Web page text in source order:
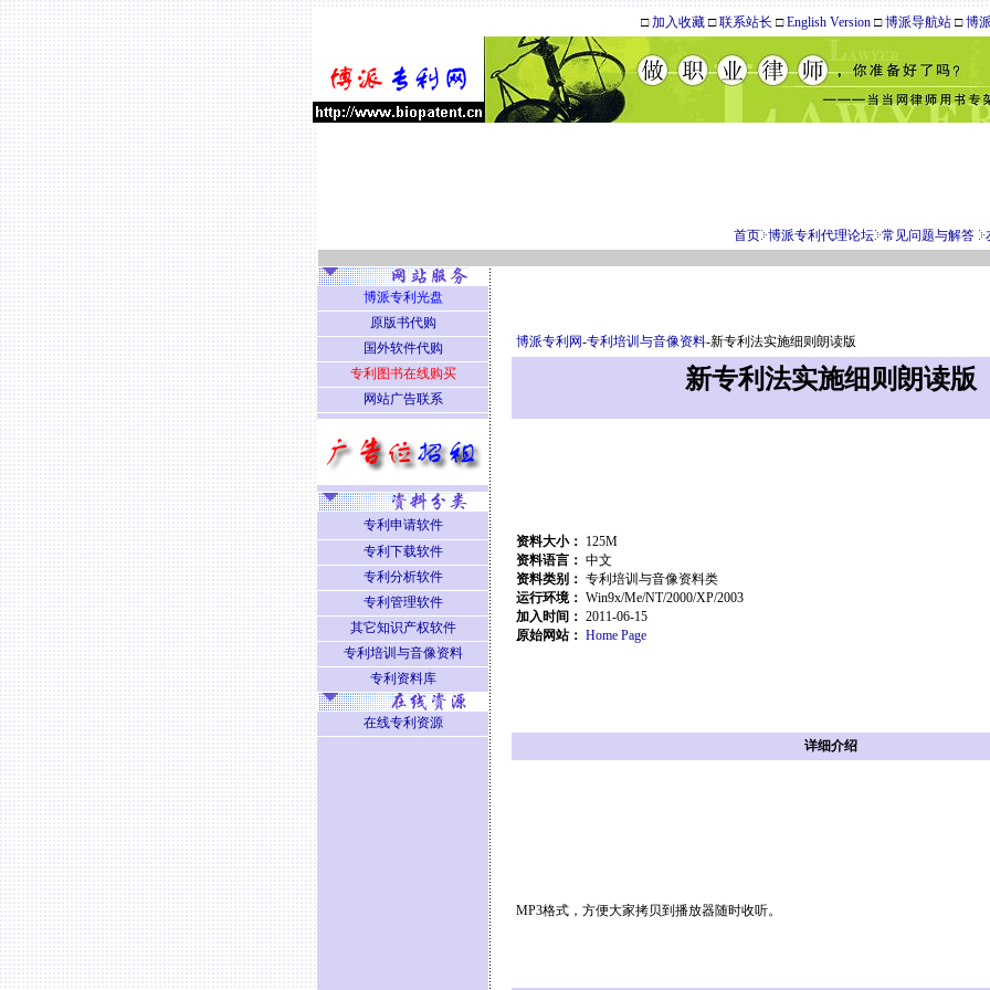
□加入收藏 □联系站长 □English Version □博派导航站 □博
首页 博派专利代理论坛 常见问题与解答
博派专利网-专利培训与音像资料-新专利法实施细则朗读版
新专利法实施细则朗读版
资料大小： 125M
资料语言： 中文
资料类别： 专利培训与音像资料类
运行环境： Win9x/Me/NT/2000/XP/2003
加入时间： 2011-06-15
原始网站： Home Page
详细介绍
MP3格式，方便大家拷贝到播放器随时收听。
博派专利光盘
原版书代购
国外软件代购
专利图书在线购买
网站广告联系
专利申请软件
专利下载软件
专利分析软件
专利管理软件
其它知识产权软件
专利培训与音像资料
专利资料库
在线专利资源